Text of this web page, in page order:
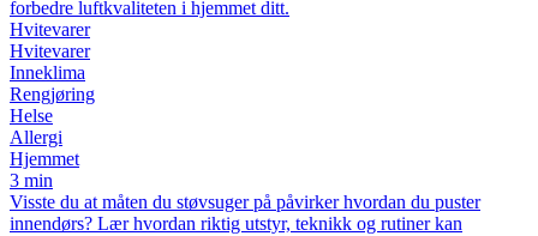
forbedre luftkvaliteten i hjemmet ditt.
Hvitevarer
Hvitevarer
Inneklima
Rengjøring
Helse
Allergi
Hjemmet
3 min
Visste du at måten du støvsuger på påvirker hvordan du puster
innendørs? Lær hvordan riktig utstyr, teknikk og rutiner kan